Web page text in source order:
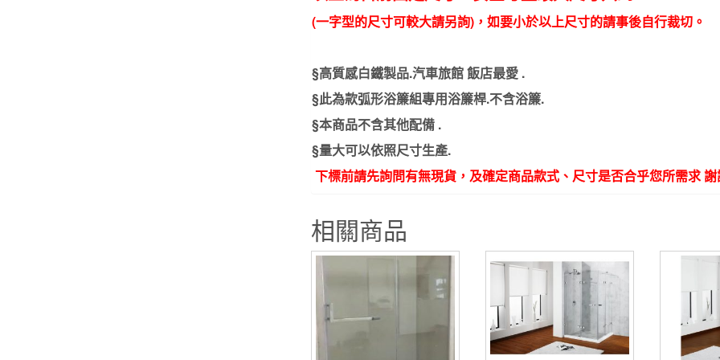
(一字型的尺寸可較大請另詢)，如要小於以上尺寸的請事後自行裁切。
§高質感白鐵製品.汽車旅館 飯店最愛 .
§此為款弧形浴簾組專用浴簾桿.不含浴簾.
§本商品不含其他配備 .
§量大可以依照尺寸生產.
下標前請先詢問有無現貨，及確定商品款式、尺寸是否合乎您所需求
相關商品